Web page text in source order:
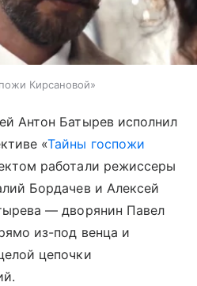
Кирсановой»
Антон Батырев исполнил
«Тайны госпожи
работали режиссеры
Бордачев и Алексей
— дворянин Павел
из-под венца и
цепочки